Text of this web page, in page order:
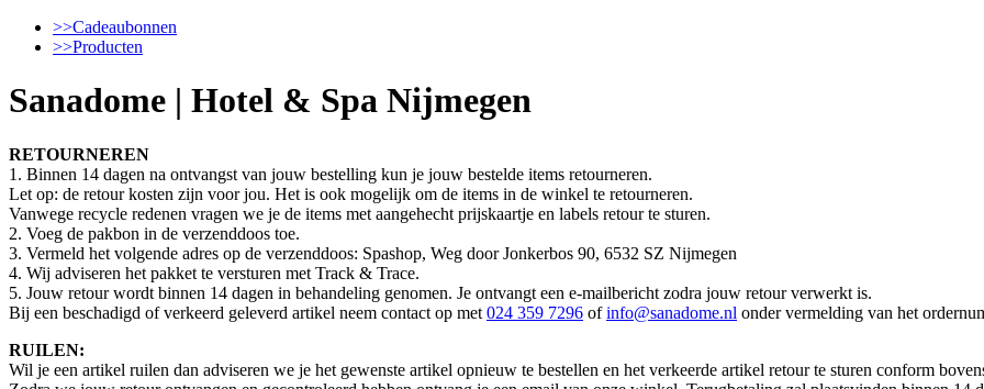
>>Cadeaubonnen
>>Producten
Sanadome | Hotel & Spa Nijmegen
RETOURNEREN
1. Binnen 14 dagen na ontvangst van jouw bestelling kun je jouw bestelde items retourneren.
Let op: de retour kosten zijn voor jou. Het is ook mogelijk om de items in de winkel te retourneren.
Vanwege recycle redenen vragen we je de items met aangehecht prijskaartje en labels retour te sturen.
2. Voeg de pakbon in de verzenddoos toe.
3. Vermeld het volgende adres op de verzenddoos: Spashop, Weg door Jonkerbos 90, 6532 SZ Nijmegen
4. Wij adviseren het pakket te versturen met Track & Trace.
5. Jouw retour wordt binnen 14 dagen in behandeling genomen. Je ontvangt een e-mailbericht zodra jouw retour verwerkt is.
Bij een beschadigd of verkeerd geleverd artikel neem contact op met 024 359 7296 ofinfo@sanadome.nl onder vermelding van het
RUILEN:
Wil je een artikel ruilen dan adviseren we je het gewenste artikel opnieuw te bestellen en het verkeerde artikel retour te sturen conform